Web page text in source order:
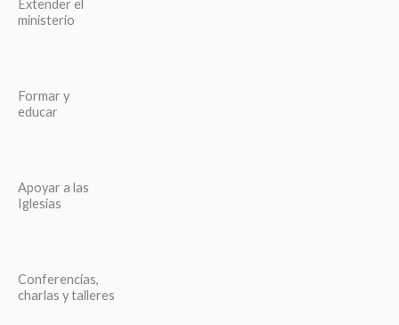
Extender el
ministerio
Formar y
educar
Apoyar a las
Iglesias
Conferencias,
charlas y talleres